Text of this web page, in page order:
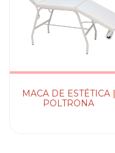
MACA DE ESTÉTICA |
POLTRONA